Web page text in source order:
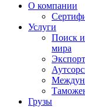
О компании
Услуги
Поиск и
мира
Грузы